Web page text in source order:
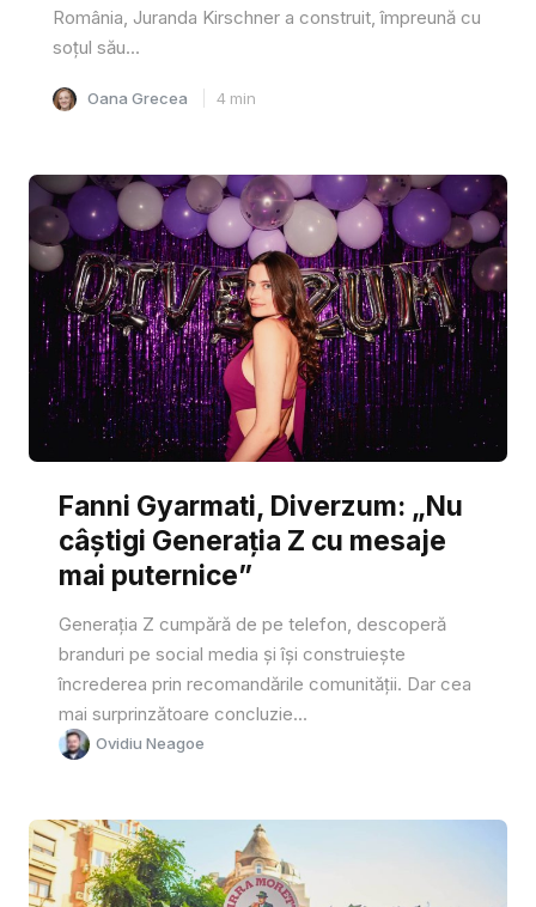
România, Juranda Kirschner a construit, împreună cu
soțul său...
Oana Grecea 4 min
Fanni Gyarmati, Diverzum: „Nu
câștigi Generația Z cu mesaje
mai puternice”
Generația Z cumpără de pe telefon, descoperă
branduri pe social media și își construiește
încrederea prin recomandările comunității. Dar cea
mai surprinzătoare concluzie...
Ovidiu Neagoe